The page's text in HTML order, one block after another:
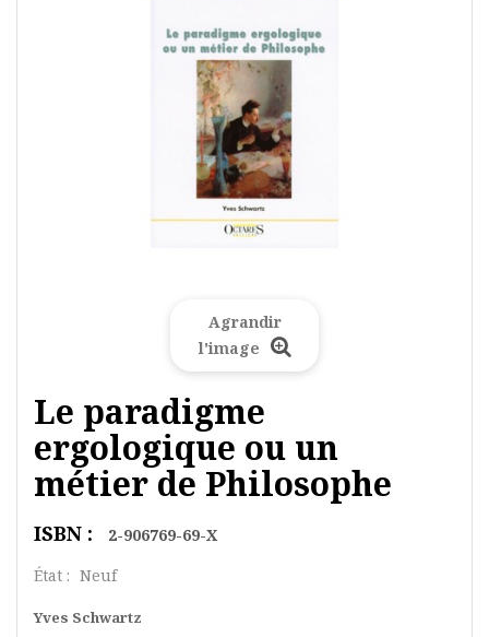
Agrandir
l'image
Le paradigme
ergologique ou un
métier de Philosophe
ISBN :
2-906769-69-X
État : Neuf
Yves Schwartz